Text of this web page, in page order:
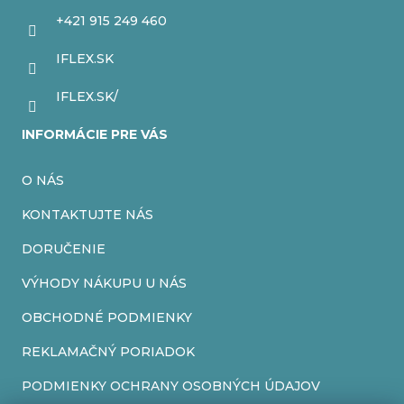
+421 915 249 460
IFLEX.SK
IFLEX.SK/
INFORMÁCIE PRE VÁS
O NÁS
KONTAKTUJTE NÁS
DORUČENIE
VÝHODY NÁKUPU U NÁS
OBCHODNÉ PODMIENKY
REKLAMAČNÝ PORIADOK
PODMIENKY OCHRANY OSOBNÝCH ÚDAJOV